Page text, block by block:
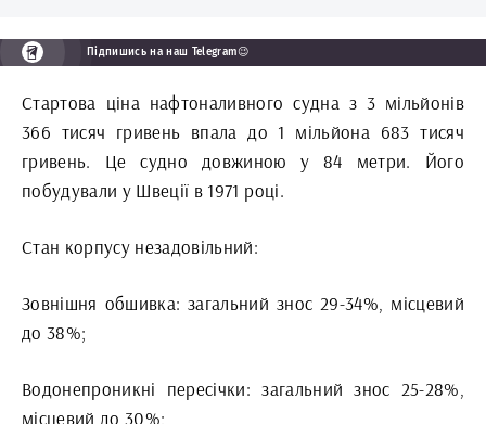
Підпишись на наш Telegram😉
Стартова ціна нафтоналивного судна з 3 мільйонів
366 тисяч гривень впала до 1 мільйона 683 тисяч
гривень. Це судно довжиною у 84 метри. Його
побудували у Швеції в 1971 році.
Стан корпусу незадовільний:
Зовнішня обшивка: загальний знос 29-34%, місцевий
до 38%;
Водонепроникні пересічки: загальний знос 25-28%,
місцевий до 30%;